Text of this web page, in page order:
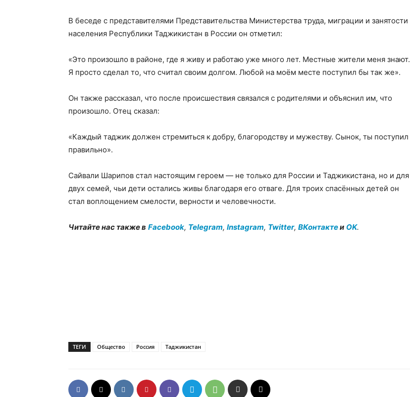
В беседе с представителями Представительства Министерства труда, миграции и занятости
населения Республики Таджикистан в России он отметил:
«Это произошло в районе, где я живу и работаю уже много лет. Местные жители меня знают.
Я просто сделал то, что считал своим долгом. Любой на моём месте поступил бы так же».
Он также рассказал, что после происшествия связался с родителями и объяснил им, что
произошло. Отец сказал:
«Каждый таджик должен стремиться к добру, благородству и мужеству. Сынок, ты поступил
правильно».
Сайвали Шарипов стал настоящим героем — не только для России и Таджикистана, но и для
двух семей, чьи дети остались живы благодаря его отваге. Для троих спасённых детей он
стал воплощением смелости, верности и человечности.
Читайте нас также в Facebook, Telegram, Instagram, Twitter, ВКонтактеи OK.
ТЕГИ Общество Россия Таджикистан